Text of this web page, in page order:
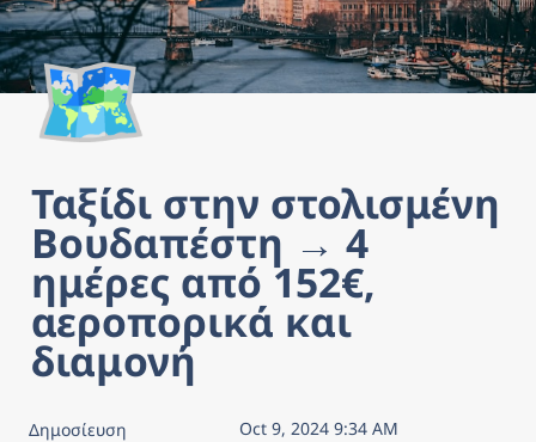
🗺️
Ταξίδι στην στολισμένη
Βουδαπέστη → 4
ημέρες από 152€,
αεροπορικά και
διαμονή
Δημοσίευση
Oct 9, 2024 9:34 AM